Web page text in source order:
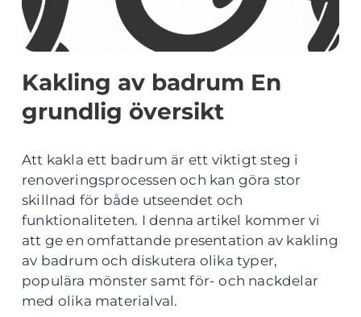
Kakling av badrum En
grundlig översikt
Att kakla ett badrum är ett viktigt steg i
renoveringsprocessen och kan göra stor
skillnad för både utseendet och
funktionaliteten. I denna artikel kommer vi
att ge en omfattande presentation av kakling
av badrum och diskutera olika typer,
populära mönster samt för- och nackdelar
med olika materialval.